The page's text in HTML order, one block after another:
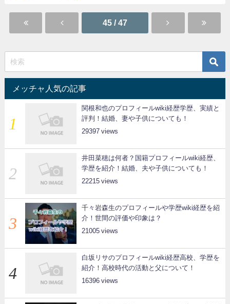
45 / 47
メッチャ人気の記事
関根和也のプロフィールwiki経歴学歴、実績と
評判！結婚、妻や子供についても！
29397
井田菜穂は何者？国籍プロフィールwiki経歴、
学歴を紹介！結婚、夫や子供についても！
22215
千々岩森生のプロフィールや学歴wiki経歴を紹
介！世間の評価や印象は？
21005
白坂リサのプロフィールwiki経歴高校、学歴を
紹介！高校時代の活動と父について！
16396